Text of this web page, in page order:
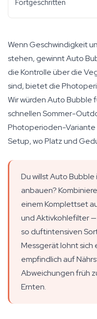
Fortgeschritten
Wenn Geschwindigkeit
stehen, gewinnt Auto
die Kontrolle über die
sind, bietet die
Wir würden Auto Bubble
schnellen Sommer-
Photoperioden-
Setup, wo Platz und
Du willst Auto
anbauen?
einem Komplettset
und Aktivkohlefilter
so duftintensiven
Messgerät lohnt sich
empfindlich auf
Abweichungen früh
Ernten.